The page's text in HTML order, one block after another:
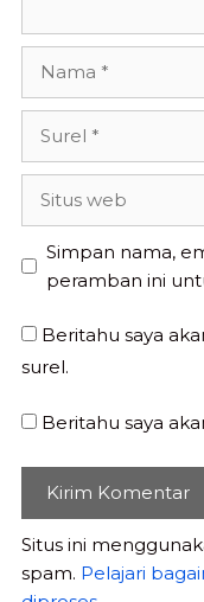
Simpan nama,
peramban ini
Beritahu saya
surel.
Beritahu saya
Situs ini
spam. Pelajari